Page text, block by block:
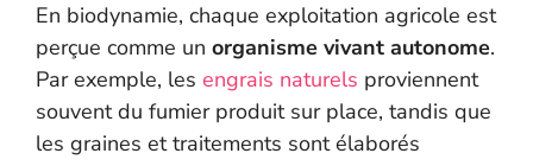
En biodynamie, chaque exploitation agricole est
perçue comme un organisme vivant autonome.
Par exemple, les engrais naturels proviennent
souvent du fumier produit sur place, tandis que
les graines et traitements sont élaborés